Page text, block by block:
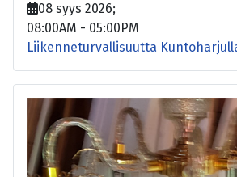
08 syys 2026;
08:00AM - 05:00PM
Liikenneturvallisuutta